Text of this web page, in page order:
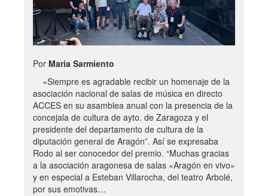
Por María Sarmiento
«Siempre es agradable recibir un homenaje de la
asociación nacional de salas de música en directo
ACCES en su asamblea anual con la presencia de la
concejala de cultura de ayto. de Zaragoza y el
presidente del departamento de cultura de la
diputación general de Aragón”. Así se expresaba
Rodo al ser conocedor del premio. “Muchas gracias
a la asociación aragonesa de salas «Aragón en vivo»
y en especial a Esteban Villarocha, del teatro Arbolé,
por sus emotivas…